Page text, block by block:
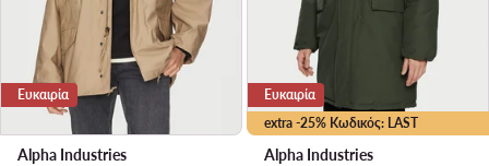
Ευκαιρία
Alpha Industries
extra -25% Κωδικός: LAST
Ευκαιρία
Alpha Industries